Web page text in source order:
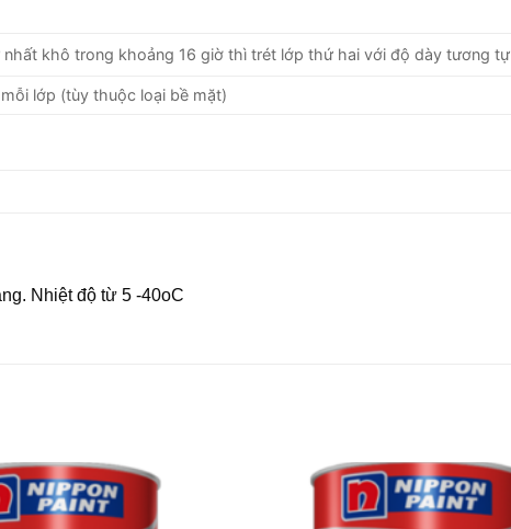
khô trong khoảng 16 giờ thì trét lớp thứ hai với độ dày tương tự
lớp (tùy thuộc loại bề mặt)
Nhiệt độ từ 5 -40oC